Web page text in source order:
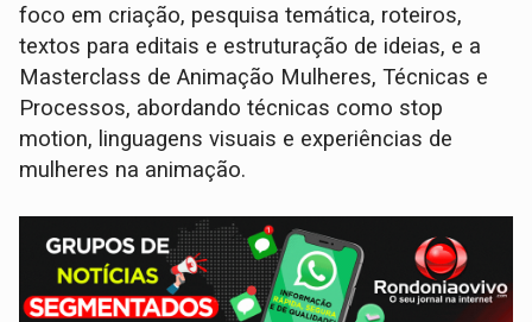
foco em criação, pesquisa temática, roteiros,
textos para editais e estruturação de ideias, e a
Masterclass de Animação Mulheres, Técnicas e
Processos, abordando técnicas como stop
motion, linguagens visuais e experiências de
mulheres na animação.